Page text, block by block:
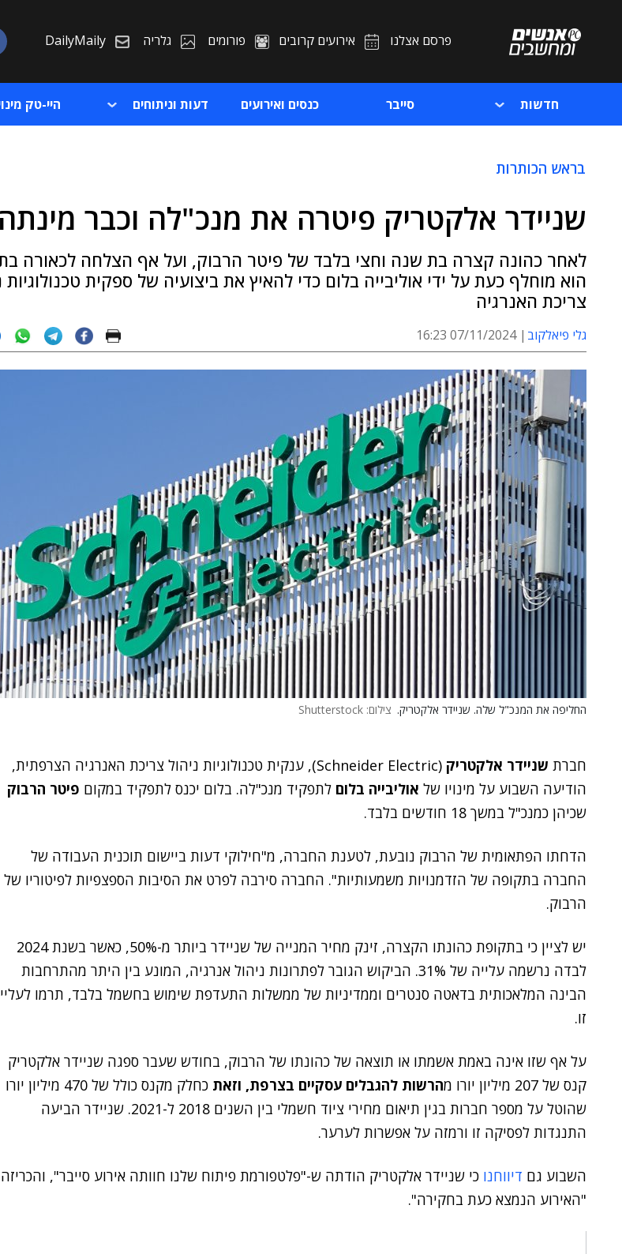
פרסם אצלנו אירועים קרובים פורומים גלריה DailyMaily
חדשות סייבר כנסים ואירועים דעות וניתוחים היי-טק
בראש הכותרות
שניידר אלקטריק פיטרה את מנכ"לה וכבר
לאחר כהונה קצרה בת שנה וחצי בלבד של פיטר הרבוק, ועל אף הצלחה לכאורה
הוא מוחלף כעת על ידי אוליבייה בלום כדי להאיץ את ביצועיה של ספקית טכנולוגיות
צריכת האנרגיה
גלי פיאלקוב 07/11/2024 16:23
החליפה את המנכ"ל שלה. שניידר אלקטריק. צילום: Shutterstock
חברת שניידר אלקטריק (
Schneider Electric)
, ענקית טכנולוגיות ניהול צריכת האנרגיה הצרפתית,
הודיעה השבוע על מינויו של אוליבייה בלום לתפקיד מנכ"לה. בלום יכנס לתפקיד במקום פיטר הרבוק
שכיהן כמנכ"ל במשך 18 חודשים בלבד.
הדחתו הפתאומית של הרבוק נובעת, לטענת החברה, מ"חילוקי דעות ביישום תוכנית העבודה של
החברה בתקופה של הזדמנויות משמעותיות". החברה סירבה לפרט את הסיבות הספצפיות לפיטוריו של
הרבוק.
יש לציין כי בתקופת כהונתו הקצרה, זינק מחיר המנייה של שניידר ביותר מ-50%, כאשר בשנת 2024
לבדה נרשמה עלייה של 31%. הביקוש הגובר לפתרונות ניהול אנרגיה, המונע בין היתר מהתרחבות
הבינה המלאכותית בדאטה סנטרים וממדיניות של ממשלות התעדפת שימוש בחשמל בלבד, תרמו
זו.
על אף שזו אינה באמת אשמתו או תוצאה של כהונתו של הרבוק, בחודש שעבר ספגה שניידר אלקטריק
קנס של 207 מיליון יורו מ
הרשות להגבלים עסקיים בצרפת, וזאת
כחלק מקנס כולל של 470 מיליון יורו
שהוטל על מספר חברות בגין תיאום מחירי ציוד חשמלי בין השנים 2018 ל-2021. שניידר הביעה
התנגדות לפסיקה זו ורמזה על אפשרות לערער.
השבוע גם דיווחנו כי שניידר אלקטריק הודתה ש-"פלטפורמת פיתוח שלנו חוותה אירוע סייבר", והכריזה
"האירוע הנמצא כעת בחקירה".